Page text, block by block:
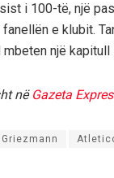
i 100-të, një
e klubit.
një
në Gazeta